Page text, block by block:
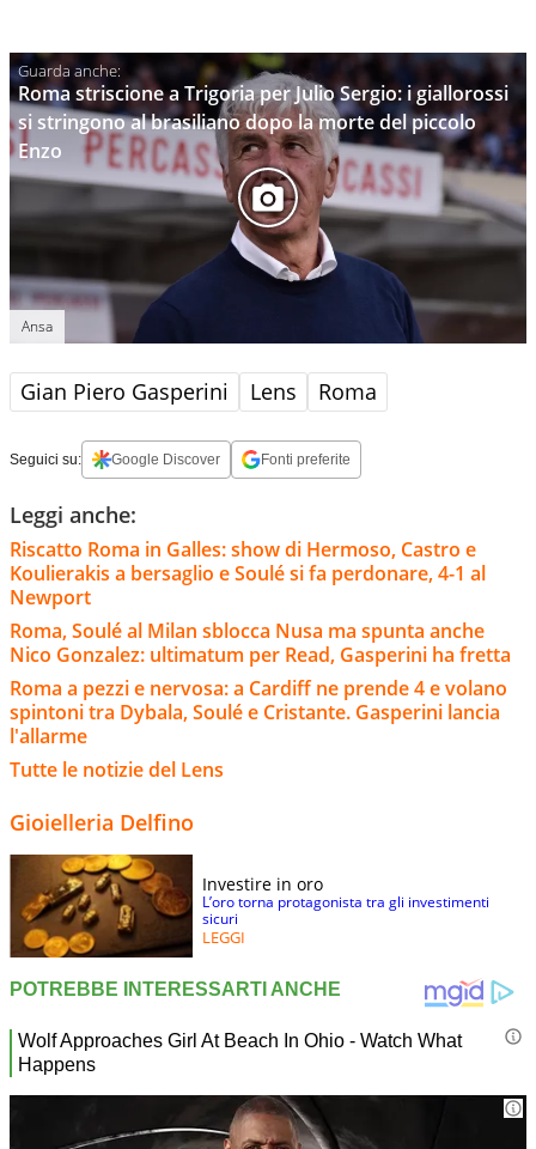
Roma striscione a Trigoria per Julio Sergio: i giallorossi
si stringono al brasiliano dopo la morte del piccolo
Enzo
Ansa
Gian Piero Gasperini Lens Roma
Seguici su: Google Discover Fonti preferite
Leggi anche:
Riscatto Roma in Galles: show di Hermoso, Castro e
Koulierakis a bersaglio e Soulé si fa perdonare, 4-1 al
Newport
Roma, Soulé al Milan sblocca Nusa ma spunta anche
Nico Gonzalez: ultimatum per Read, Gasperini ha fretta
Roma a pezzi e nervosa: a Cardiff ne prende 4 e volano
spintoni tra Dybala, Soulé e Cristante. Gasperini lancia
l'allarme
Tutte le notizie del Lens
Gioielleria Delfino
Investire in oro
L’oro torna protagonista tra gli investimenti
sicuri
LEGGI